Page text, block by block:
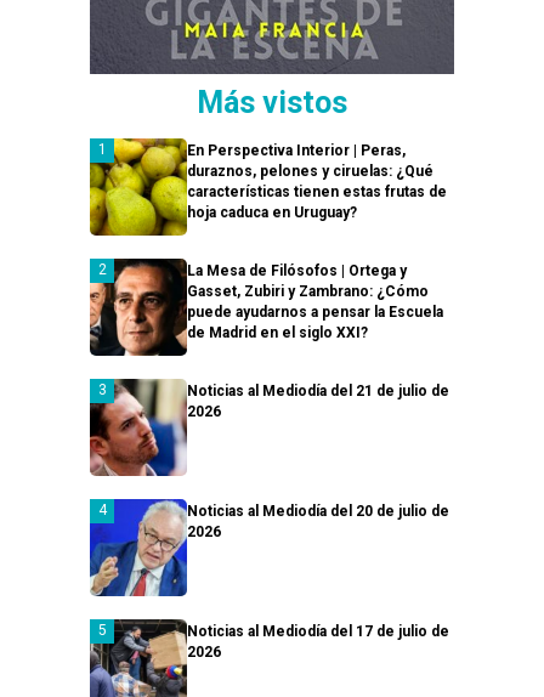
Más vistos
En Perspectiva Interior | Peras,
duraznos, pelones y ciruelas: ¿Qué
características tienen estas frutas de
hoja caduca en Uruguay?
La Mesa de Filósofos | Ortega y
Gasset, Zubiri y Zambrano: ¿Cómo
puede ayudarnos a pensar la Escuela
de Madrid en el siglo XXI?
Noticias al Mediodía del 21 de julio de
2026
Noticias al Mediodía del 20 de julio de
2026
Noticias al Mediodía del 17 de julio de
2026